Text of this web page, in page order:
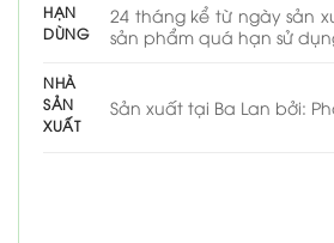
HẠN
DÙNG
24 tháng kể từ ngày sản
sản phẩm quá hạn sử
NHÀ
SẢN
XUẤT
Sản xuất tại Ba Lan bởi: